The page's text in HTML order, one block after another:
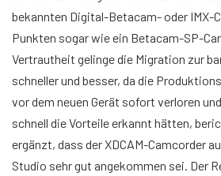
bekannten Digital-Betacam- oder IMX-
Punkten sogar wie ein Betacam-SP-
Vertrautheit gelinge die Migration zur
schneller und besser, da die
vor dem neuen Gerät sofort verloren
schnell die Vorteile erkannt hätten,
ergänzt, dass der XDCAM-Camcorder
Studio sehr gut angekommen sei. Der